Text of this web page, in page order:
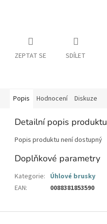
ZEPTAT SE SDÍLET
Popis Hodnocení Diskuze
Detailní popis produktu
Popis produktu není dostupný
Doplňkové parametry
Kategorie: Úhlové brusky
EAN: 0088381853590
Z